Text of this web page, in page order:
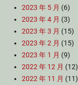
2023 年 5 月 (6)
2023 年 4 月 (3)
2023 年 3 月 (15)
2023 年 2 月 (15)
2023 年 1 月 (9)
2022 年 12 月 (12)
2022 年 11 月 (11)